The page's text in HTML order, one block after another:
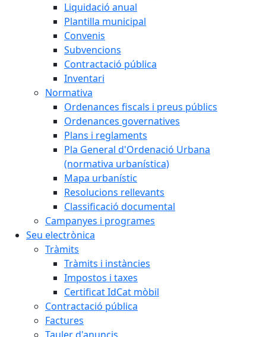
Liquidació anual
Plantilla municipal
Convenis
Subvencions
Contractació pública
Inventari
Normativa
Ordenances fiscals i preus públics
Ordenances governatives
Plans i reglaments
Pla General d'Ordenació Urbana
(normativa urbanística)
Mapa urbanístic
Resolucions rellevants
Classificació documental
Campanyes i programes
Seu electrònica
Tràmits
Tràmits i instàncies
Impostos i taxes
Certificat IdCat mòbil
Contractació pública
Factures